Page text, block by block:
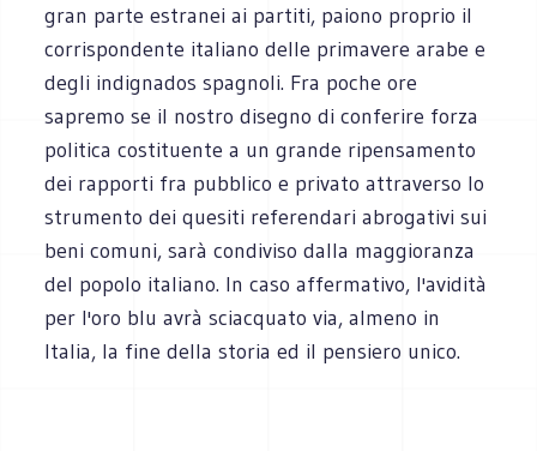
gran parte estranei ai partiti, paiono proprio il
corrispondente italiano delle primavere arabe e
degli indignados spagnoli. Fra poche ore
sapremo se il nostro disegno di conferire forza
politica costituente a un grande ripensamento
dei rapporti fra pubblico e privato attraverso lo
strumento dei quesiti referendari abrogativi sui
beni comuni, sarà condiviso dalla maggioranza
del popolo italiano. In caso affermativo, l'avidità
per l'oro blu avrà sciacquato via, almeno in
Italia, la fine della storia ed il pensiero unico.